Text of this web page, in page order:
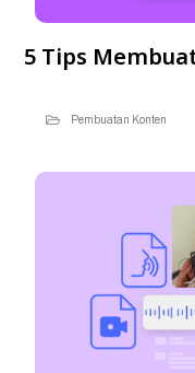
5 Tips
Pembuatan Konten